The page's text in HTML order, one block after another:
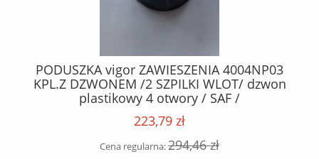
PODUSZKA vigor ZAWIESZENIA 4004NP03
KPL.Z DZWONEM /2 SZPILKI WLOT/ dzwon
plastikowy 4 otwory / SAF /
223,79 zł
Cena regularna:294,46 zł